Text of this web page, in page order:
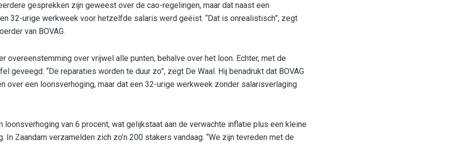
gesprekken zijn geweest over de cao-regelingen, maar dat naast een
32-urige werkweek voor hetzelfde salaris werd geëist. “Dat is onrealistisch”, zegt
van BOVAG.
overeenstemming over vrijwel alle punten, behalve over het loon. Echter, met de
geveegd. “De reparaties worden te duur zo”, zegt De Waal. Hij benadrukt dat BOVAG
over een loonsverhoging, maar dat een 32-urige werkweek zonder salarisverlaging
loonsverhoging van 6 procent, wat gelijkstaat aan de verwachte inflatie plus een kleine
In Zaandam verzamelden zich zo’n 200 stakers vandaag. “We zijn tevreden met de